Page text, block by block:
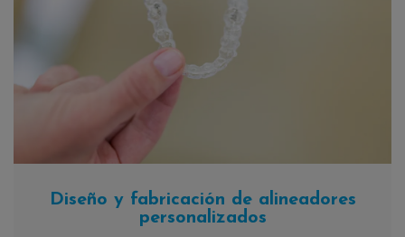
Diseño y fabricación de alineadores
personalizados